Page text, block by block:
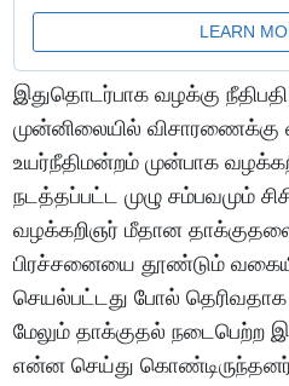
இதுதொடர்பாக வழக்கு
முன்னிலையில் விசாரணைக்கு
உயர்நீதிமன்றம் முன்பாக
நடத்தப்பட்ட முழு சம்பவமும்
வழக்கறிஞர் மீதான
பிரச்சனையை தூண்டும்
செயல்பட்டது போல் தெரிவதாக
மேலும் தாக்குதல் நடைபெற்ற
என்ன செய்து